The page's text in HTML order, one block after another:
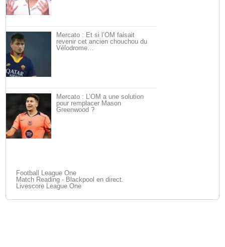
Mercato : Et si l’OM faisait
revenir cet ancien chouchou du
Vélodrome…
Mercato : L’OM a une solution
pour remplacer Mason
Greenwood ?
Football League One
Match Reading - Blackpool en direct.
Livescore League One